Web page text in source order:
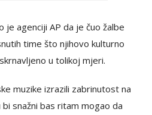
je agenciji AP da je čuo žalbe
time što njihovo kulturno
u tolikoj mjeri.
muzike izrazili zabrinutost na
snažni bas ritam mogao da